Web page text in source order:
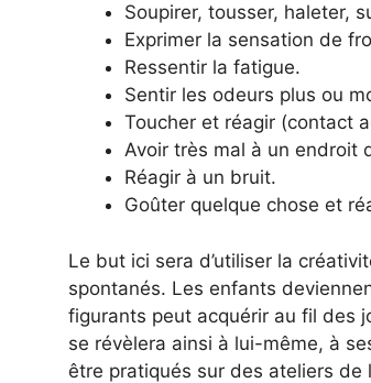
Soupirer, tousser, haleter,
Exprimer la sensation de
Ressentir la fatigue.
Sentir les odeurs plus ou
Toucher et réagir (contact
Avoir très mal à un endroit
Réagir à un bruit.
Goûter quelque chose et
Le but ici sera d’utiliser la
spontanés. Les enfants
figurants peut acquérir au fil des
se révèlera ainsi à lui-même, à
être pratiqués sur des ateliers